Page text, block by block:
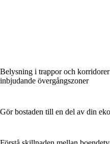
Belysning i trappor och
inbjudande övergångszoner
Gör bostaden till en del av din